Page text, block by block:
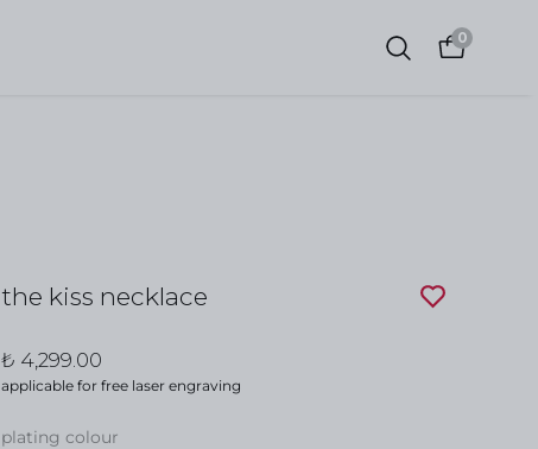
0
the kiss necklace
₺ 4,299.00
applicable for free laser engraving
plating colour